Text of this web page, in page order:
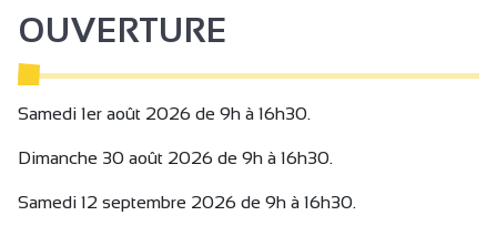
OUVERTURE
Samedi 1er août 2026 de 9h à 16h30.
Dimanche 30 août 2026 de 9h à 16h30.
Samedi 12 septembre 2026 de 9h à 16h30.